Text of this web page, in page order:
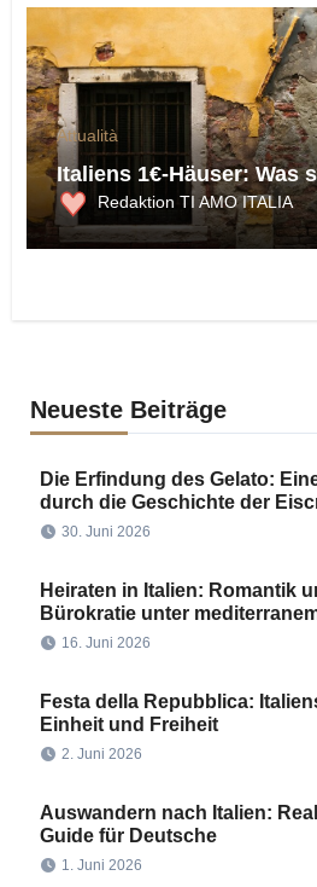
Attualità
Italiens 1€-Häuser: Was
Redaktion TI AMO ITALIA
Neueste Beiträge
Die Erfindung des Gelato:
durch die Geschichte der
30. Juni 2026
Heiraten in Italien: Romantik
Bürokratie unter
16. Juni 2026
Festa della Repubblica:
Einheit und Freiheit
2. Juni 2026
Auswandern nach Italien:
Guide für Deutsche
1. Juni 2026